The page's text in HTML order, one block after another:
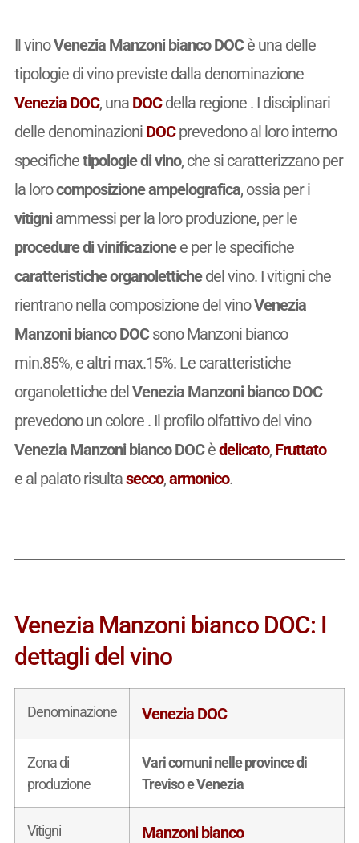
Il vinoVenezia Manzoni bianco DOCè una delle
tipologie di vino previste dalla denominazione
Venezia DOC, una DOCdella regione . I disciplinari
delle denominazioni DOCprevedono al loro interno
specifichetipologie di vino, che si caratterizzano per
la lorocomposizione ampelografica, ossia per i
vitigniammessi per la loro produzione, per le
procedure di vinificazionee per le specifiche
caratteristiche organolettichedel vino. I vitigni che
rientrano nella composizione del vinoVenezia
Manzoni bianco DOCsono Manzoni bianco
min.85%, e altri max.15%. Le caratteristiche
organolettiche delVenezia Manzoni bianco DOC
prevedono un colore . Il profilo olfattivo del vino
Venezia Manzoni bianco DOCèdelicato, Fruttato
e al palato risultasecco,armonico.
Venezia Manzoni bianco DOC: I
dettagli del vino
Denominazione Venezia DOC
Zona di
produzione
Vari comuni nelle province di
Treviso e Venezia
Vitigni Manzoni bianco